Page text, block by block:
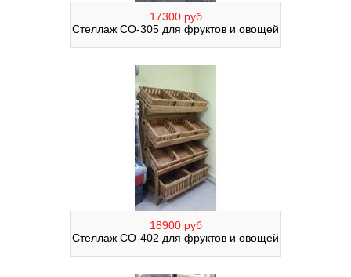
17300 руб
Стеллаж СО-305 для фруктов и овощей
18900 руб
Стеллаж СО-402 для фруктов и овощей